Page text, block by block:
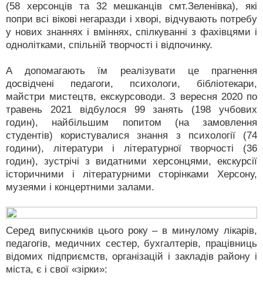
(58 херсонців та 32 мешканців смт.Зеленівка), які
попри всі вікові негаразди і хворі, відчувають потребу
у нових знаннях і вміннях, спілкуванні з фахівцями і
однолітками, спільній творчості і відпочинку.
А допомагають їм реалізувати це прагнення
досвідчені педагоги, психологи, бібліотекари,
майстри мистецтв, екскурсоводи. З вересня 2020 по
травень 2021 відбулося 99 занять (198 учбових
годин), найбільшим попитом (на замовлення
студентів) користувалися знання з психології (74
години), літератури і літературної творчості (36
годин), зустрічі з видатними херсонцями, екскурсії
історичними і літературними сторінками Херсону,
музеями і концертними залами.
Серед випускників цього року – в минулому лікарів,
педагогів, медичних сестер, бухгалтерів, працівниць
відомих підприємств, організацій і закладів району і
міста, є і свої «зірки»: